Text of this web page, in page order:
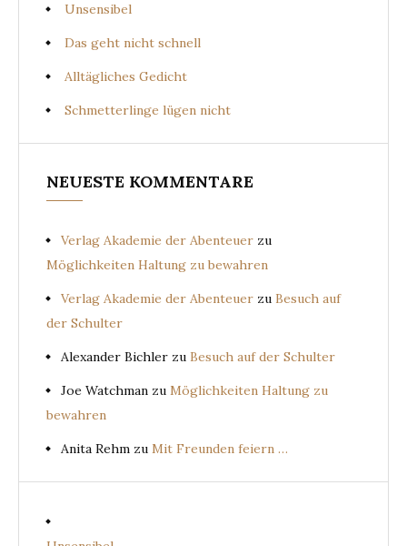
Unsensibel
Das geht nicht schnell
Alltägliches Gedicht
Schmetterlinge lügen nicht
NEUESTE KOMMENTARE
Verlag Akademie der Abenteuer zu
Möglichkeiten Haltung zu bewahren
Verlag Akademie der Abenteuer zu Besuch auf
der Schulter
Alexander Bichler zu Besuch auf der Schulter
Joe Watchman zu Möglichkeiten Haltung zu
bewahren
Anita Rehm zu Mit Freunden feiern …